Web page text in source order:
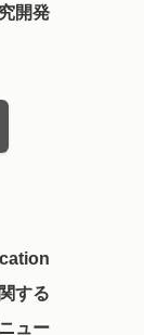
開発
する
ュー